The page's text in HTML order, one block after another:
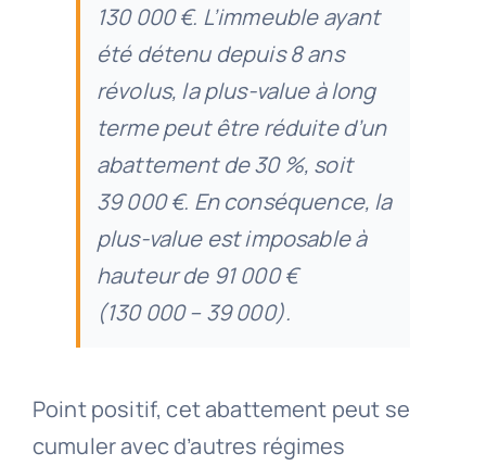
130 000 €. L’immeuble ayant
été détenu depuis 8 ans
révolus, la plus-value à long
terme peut être réduite d’un
abattement de 30 %, soit
39 000 €. En conséquence, la
plus-value est imposable à
hauteur de 91 000 €
(130 000 – 39 000).
Point positif, cet abattement peut se
cumuler avec d’autres régimes